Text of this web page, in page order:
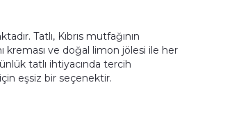
Tatlı, Kıbrıs mutfağının
kreması ve doğal limon jölesi ile her
tatlı ihtiyacında tercih
eşsiz bir seçenektir.